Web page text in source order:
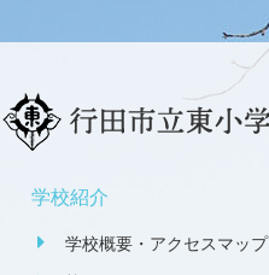
学校紹介
学校概要・アクセスマップ